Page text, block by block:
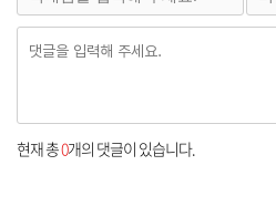
현재 총0개의 댓글이 있습니다.